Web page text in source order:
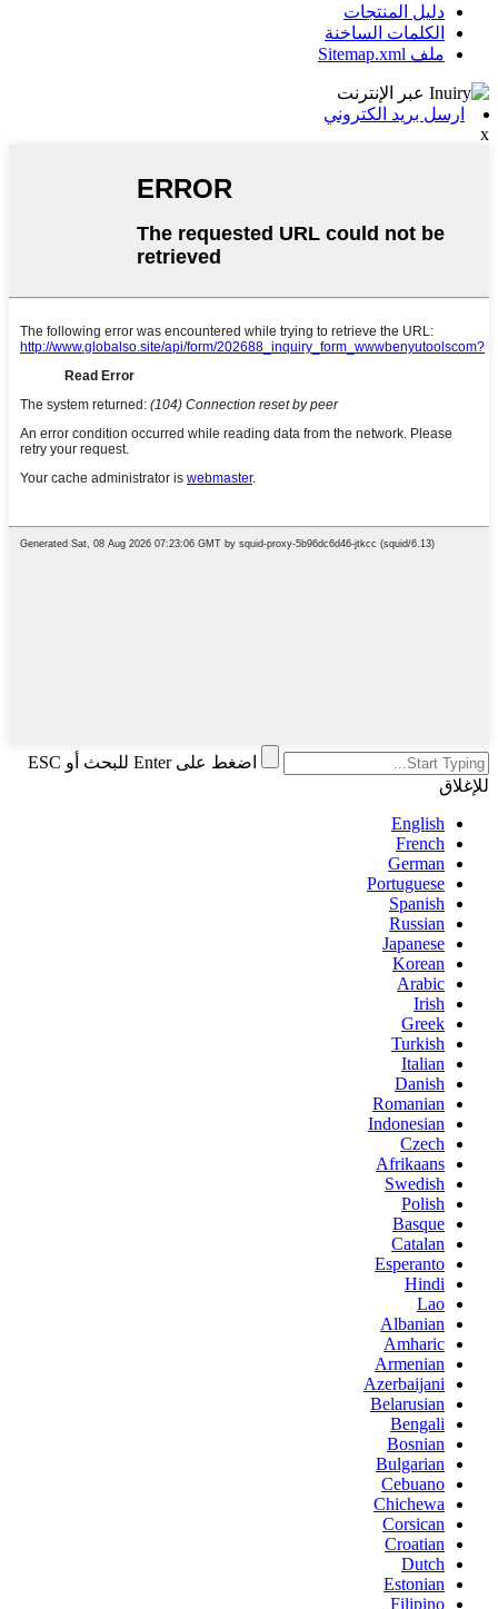
دليل المنتجات
الكلمات الساخنة
ملف Sitemap.xml
ارسل بريد الكتروني
x
اضغط على Enter للبحث أو ESC
للإغلاق
English
French
German
Portuguese
Spanish
Russian
Japanese
Korean
Arabic
Irish
Greek
Turkish
Italian
Danish
Romanian
Indonesian
Czech
Afrikaans
Swedish
Polish
Basque
Catalan
Esperanto
Hindi
Lao
Albanian
Amharic
Armenian
Azerbaijani
Belarusian
Bengali
Bosnian
Bulgarian
Cebuano
Chichewa
Corsican
Croatian
Dutch
Estonian
Filipino